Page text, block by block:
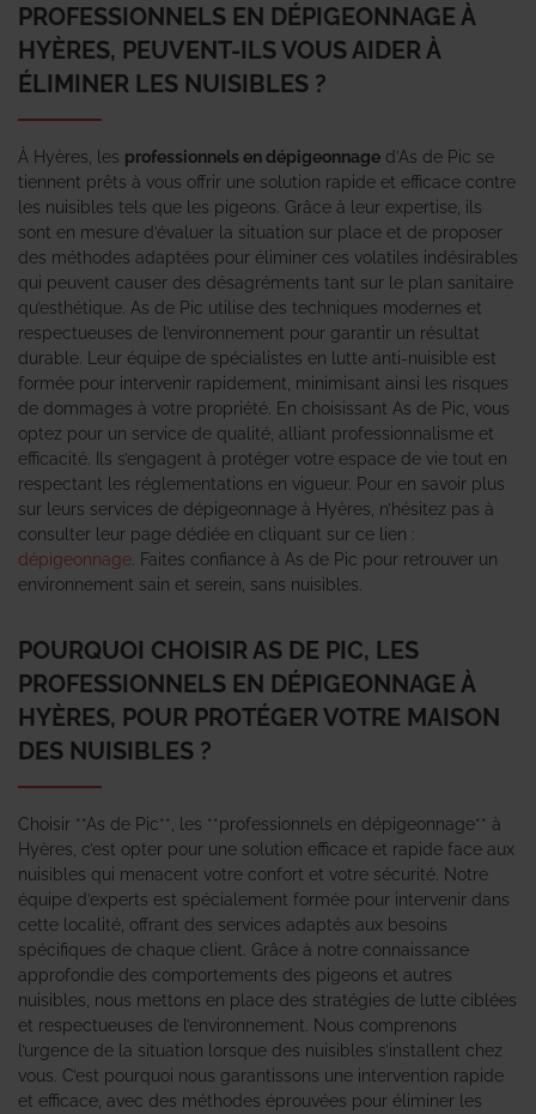
PROFESSIONNELS EN DÉPIGEONNAGE À
HYÈRES, PEUVENT-ILS VOUS AIDER À
ÉLIMINER LES NUISIBLES ?
À Hyères, les professionnels en dépigeonnage d’As de Pic se
tiennent prêts à vous offrir une solution rapide et efficace contre
les nuisibles tels que les pigeons. Grâce à leur expertise, ils
sont en mesure d’évaluer la situation sur place et de proposer
des méthodes adaptées pour éliminer ces volatiles indésirables
qui peuvent causer des désagréments tant sur le plan sanitaire
qu’esthétique. As de Pic utilise des techniques modernes et
respectueuses de l’environnement pour garantir un résultat
durable. Leur équipe de spécialistes en lutte anti-nuisible est
formée pour intervenir rapidement, minimisant ainsi les risques
de dommages à votre propriété. En choisissant As de Pic, vous
optez pour un service de qualité, alliant professionnalisme et
efficacité. Ils s’engagent à protéger votre espace de vie tout en
respectant les réglementations en vigueur. Pour en savoir plus
sur leurs services de dépigeonnage à Hyères, n’hésitez pas à
consulter leur page dédiée en cliquant sur ce lien :
dépigeonnage . Faites confiance à As de Pic pour retrouver un
environnement sain et serein, sans nuisibles.
POURQUOI CHOISIR AS DE PIC, LES
PROFESSIONNELS EN DÉPIGEONNAGE À
HYÈRES, POUR PROTÉGER VOTRE MAISON
DES NUISIBLES ?
Choisir **As de Pic**, les **professionnels en dépigeonnage** à
Hyères, c’est opter pour une solution efficace et rapide face aux
nuisibles qui menacent votre confort et votre sécurité. Notre
équipe d’experts est spécialement formée pour intervenir dans
cette localité, offrant des services adaptés aux besoins
spécifiques de chaque client. Grâce à notre connaissance
approfondie des comportements des pigeons et autres
nuisibles, nous mettons en place des stratégies de lutte ciblées
et respectueuses de l’environnement. Nous comprenons
l’urgence de la situation lorsque des nuisibles s’installent chez
vous. C’est pourquoi nous garantissons une intervention rapide
et efficace, avec des méthodes éprouvées pour éliminer les